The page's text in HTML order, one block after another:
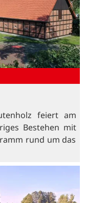
feiert am
Bestehen mit
rund um das